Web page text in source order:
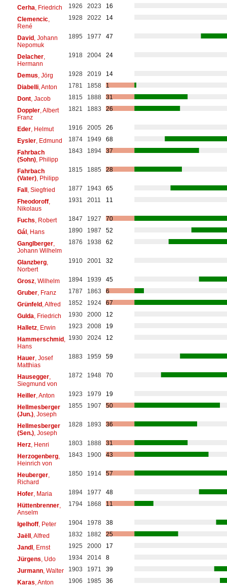
Cerha , Friedrich 1926 2023
16
Clemencic,
René
1928 2022 14
David, Johann
Nepomuk
1895 1977 47
Delacher,
Hermann
1918 2004 24
Demus , Jörg 1928 2019
14
Diabelli, Anton 1781 1858
1
Dont, Jacob 1815 1888
31
Doppler, Albert
Franz
1821 1883 26
Eder, Helmut 1916 2005
26
Eysler, Edmund 1874 1949
68
Fahrbach
(Sohn), Philipp
1843 1894 37
Fahrbach
(Vater), Philipp
1815 1885 28
Fall, Siegfried 1877 1943
65
Fheodoroff,
Nikolaus
1931 2011 11
Fuchs , Robert 1847 1927
70
Gál, Hans 1890 1987
52
Ganglberger,
Johann Wilhelm
1876 1938 62
Glanzberg,
Norbert
1910 2001 32
Grosz, Wilhelm 1894 1939
45
Gruber, Franz 1787 1863
6
Grünfeld, Alfred 1852 1924
67
Gulda , Friedrich 1930 2000
12
Halletz, Erwin 1923 2008
19
Hammerschmid,
Hans
1930 2024 12
Hauer, Josef
Matthias
1883 1959 59
Hausegger,
Siegmund von
1872 1948 70
Heiller, Anton 1923 1979
19
Hellmesberger
(Jun.), Joseph
1855 1907 50
Hellmesberger
(Sen.), Joseph
1828 1893 36
Herz, Henri 1803 1888
31
Herzogenberg,
Heinrich von
1843 1900 43
Heuberger,
Richard
1850 1914 57
Hofer, Maria 1894 1977
48
Hüttenbrenner,
Anselm
1794 1868 11
Igelhoff, Peter 1904 1978
38
Jaëll, Alfred 1832 1882
25
Jandl, Ernst 1925 2000
17
Jürgens , Udo 1934 2014
8
Jurmann, Walter 1903 1971
39
Karas , Anton 1906 1985
36